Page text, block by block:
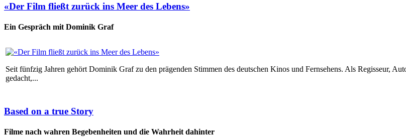
«Der Film fließt zurück ins Meer des Lebens»
Ein Gespräch mit Dominik Graf
Seit fünfzig Jahren gehört Dominik Graf zu den prägenden Stimmen des deutschen Kinos und Fernsehens. Als Regisseur,
gedacht,...
Based on a true Story
Filme nach wahren Begebenheiten und die Wahrheit dahinter